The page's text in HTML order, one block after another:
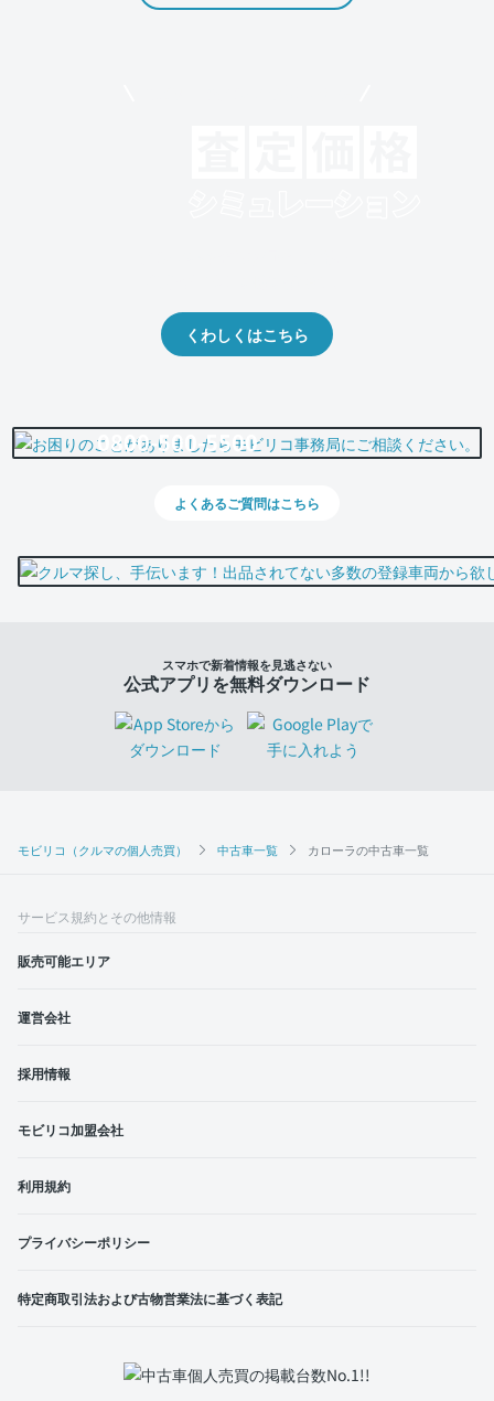
モビリコ（クルマの個人売買） 中古車一覧 カローラの中古車一覧
くわしくはこちら
0800-500-5500
よくあるご質問はこちら
スマホで新着情報を見逃さない
公式アプリを無料ダウンロード
サービス規約とその他情報
販売可能エリア
運営会社
採用情報
モビリコ加盟会社
利用規約
プライバシーポリシー
特定商取引法および古物営業法に基づく表記